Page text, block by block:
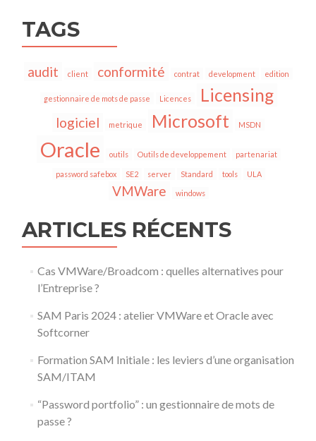
TAGS
audit client conformité contrat development edition
gestionnaire de mots de passe Licences Licensing
logiciel metrique Microsoft MSDN
Oracle outils Outils de developpement partenariat
password safebox SE2 server Standard tools ULA
VMWare windows
ARTICLES RÉCENTS
Cas VMWare/Broadcom : quelles alternatives pour
l’Entreprise ?
SAM Paris 2024 : atelier VMWare et Oracle avec
Softcorner
Formation SAM Initiale : les leviers d’une organisation
SAM/ITAM
“Password portfolio” : un gestionnaire de mots de
passe ?